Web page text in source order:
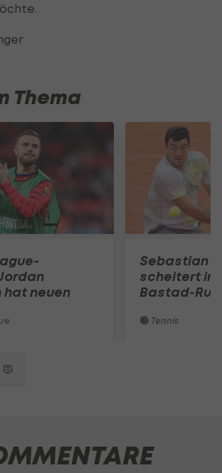
Thema
hat neuen
Sebastian
scheitert in
Bastad-
Tennis